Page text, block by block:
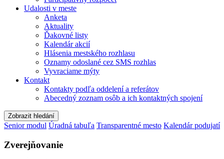
Udalosti v meste
Anketa
Aktuality
Ďakovné listy
Kalendár akcií
Hlásenia mestského rozhlasu
Oznamy odoslané cez SMS rozhlas
Vyvraciame mýty
Kontakt
Kontakty podľa oddelení a referátov
Abecedný zoznam osôb a ich kontaktných spojení
Zobrazit hledání
Senior modul Úradná tabuľa Transparentné mesto Kalendár podujatí
Zverejňovanie